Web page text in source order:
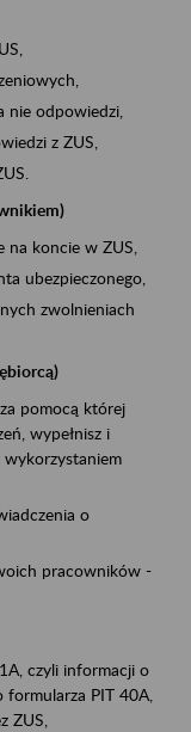
nie odpowiedzi,
z ZUS,
na koncie w ZUS,
ubezpieczonego,
zwolnieniach
pomocą której
wypełnisz i
wykorzystaniem
o
pracowników -
czyli informacji o
PIT 40A,
ZUS,